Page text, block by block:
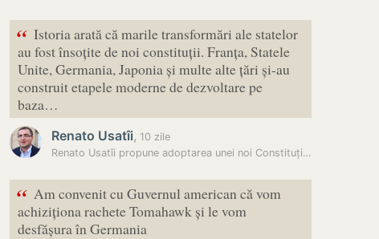
“ Istoria arată că marile transformări ale statelor
au fost însoțite de noi constituții. Franța, Statele
Unite, Germania, Japonia și multe alte țări și-au
construit etapele moderne de dezvoltare pe
baza…
Renato Usatîi, 10 zile
Renato Usatîi propune adoptarea unei noi Constituții prin referendum
“ Am convenit cu Guvernul american că vom
achiziționa rachete Tomahawk și le vom
desfășura în Germania